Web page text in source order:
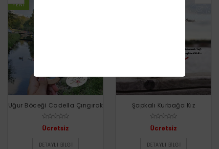
YENI
Uğur Böceği Cadella Çıngırak
Ücretsiz
DETAYLI BILGI
Şapkalı Kurbağa Kız
Ücretsiz
DETAYLI BILGI